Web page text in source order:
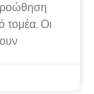
τομέα. Οι